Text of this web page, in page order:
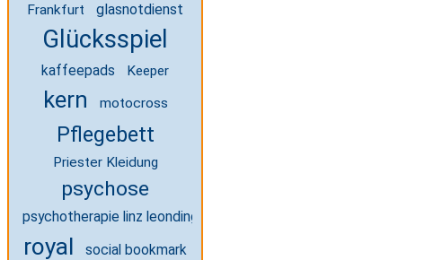
Frankfurt glasnotdienst
Glücksspiel
kaffeepads Keeper
kern motocross
Pflegebett
Priester Kleidung
psychose
psychotherapie linz leonding
royal social bookmark